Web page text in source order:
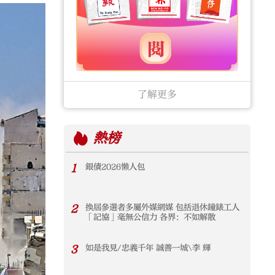
了解更多
熱榜
1 銀債2026懶人包
2
換屆參選者多屬外媒網媒 包括退休鐘錶工人
「記協」毫無公信力 各界：不如解散
3 如是我見/忠義千年 誠善一城\李 輝